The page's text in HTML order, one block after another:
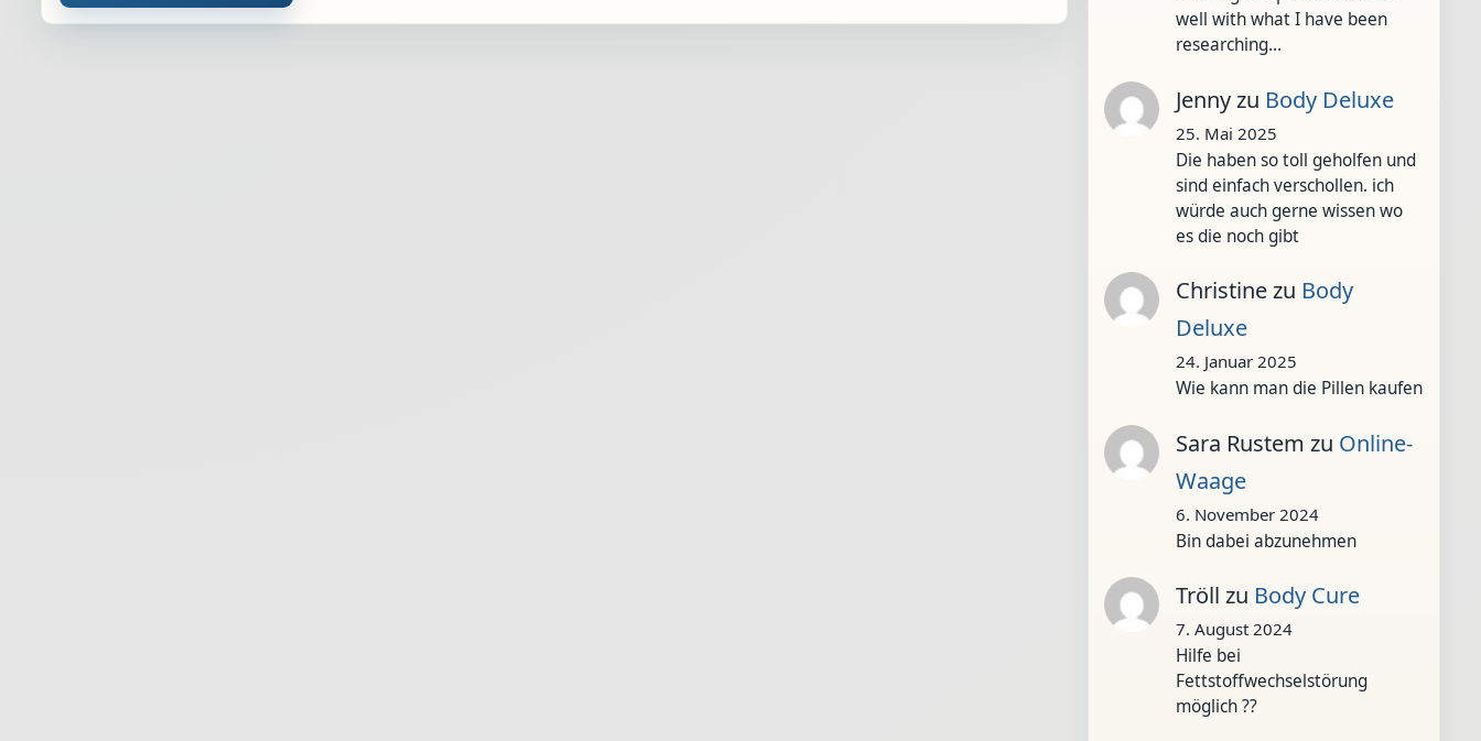
well with what I have been
researching…
Jennyzu Body Deluxe
25. Mai 2025
Die haben so toll geholfen und
sind einfach verschollen. ich
würde auch gerne wissen wo
es die noch gibt
Christinezu Body
Deluxe
24. Januar 2025
Wie kann man die Pillen kaufen
Sara Rustem zu Online-
Waage
6. November 2024
Bin dabei abzunehmen
Tröll zu Body Cure
7. August 2024
Hilfe bei
Fettstoffwechselstörung
möglich ??